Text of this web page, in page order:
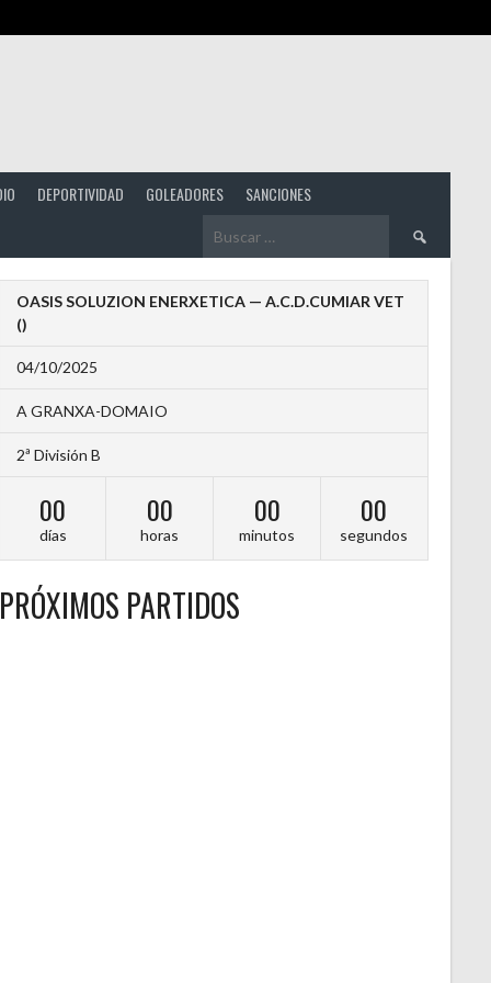
DEPORTIVIDAD GOLEADORES SANCIONES
Buscar:
OASIS SOLUZION ENERXETICA — A.C.D.CUMIAR VET
()
04/10/2025
A GRANXA-DOMAIO
2ª División B
00
días
00
horas
00
minutos
00
segundos
PRÓXIMOS PARTIDOS